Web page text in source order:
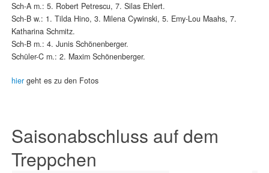
Sch-A m.: 5. Robert Petrescu, 7. Silas Ehlert.
Sch-B w.: 1. Tilda Hino, 3. Milena Cywinski, 5. Emy-Lou Maahs, 7.
Katharina Schmitz.
Sch-B m.: 4. Junis Schönenberger.
Schüler-C m.: 2. Maxim Schönenberger.
hiergeht es zu den Fotos
Saisonabschluss auf dem
Treppchen